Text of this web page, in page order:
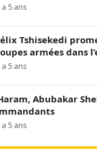
a 5 ans
Tshisekedi
armées dans
a 5 ans
Abubakar
a 5 ans